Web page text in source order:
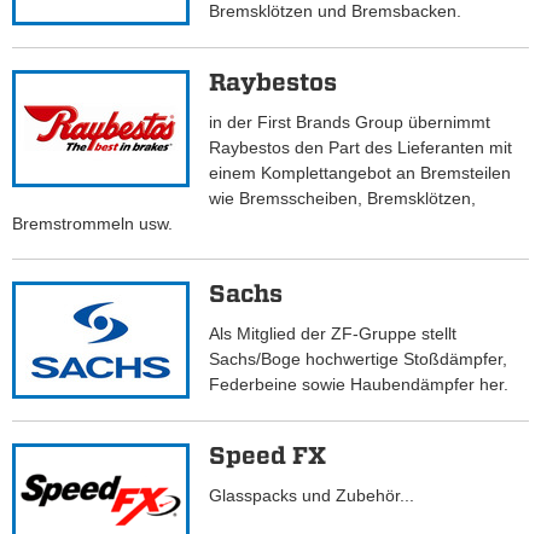
Bremsklötzen und Bremsbacken.
Raybestos
in der First Brands Group übernimmt
Raybestos den Part des Lieferanten mit
einem Komplettangebot an Bremsteilen
wie Bremsscheiben, Bremsklötzen,
Bremstrommeln usw.
Sachs
Als Mitglied der ZF-Gruppe stellt
Sachs/Boge hochwertige Stoßdämpfer,
Federbeine sowie Haubendämpfer her.
Speed FX
Glasspacks und Zubehör...